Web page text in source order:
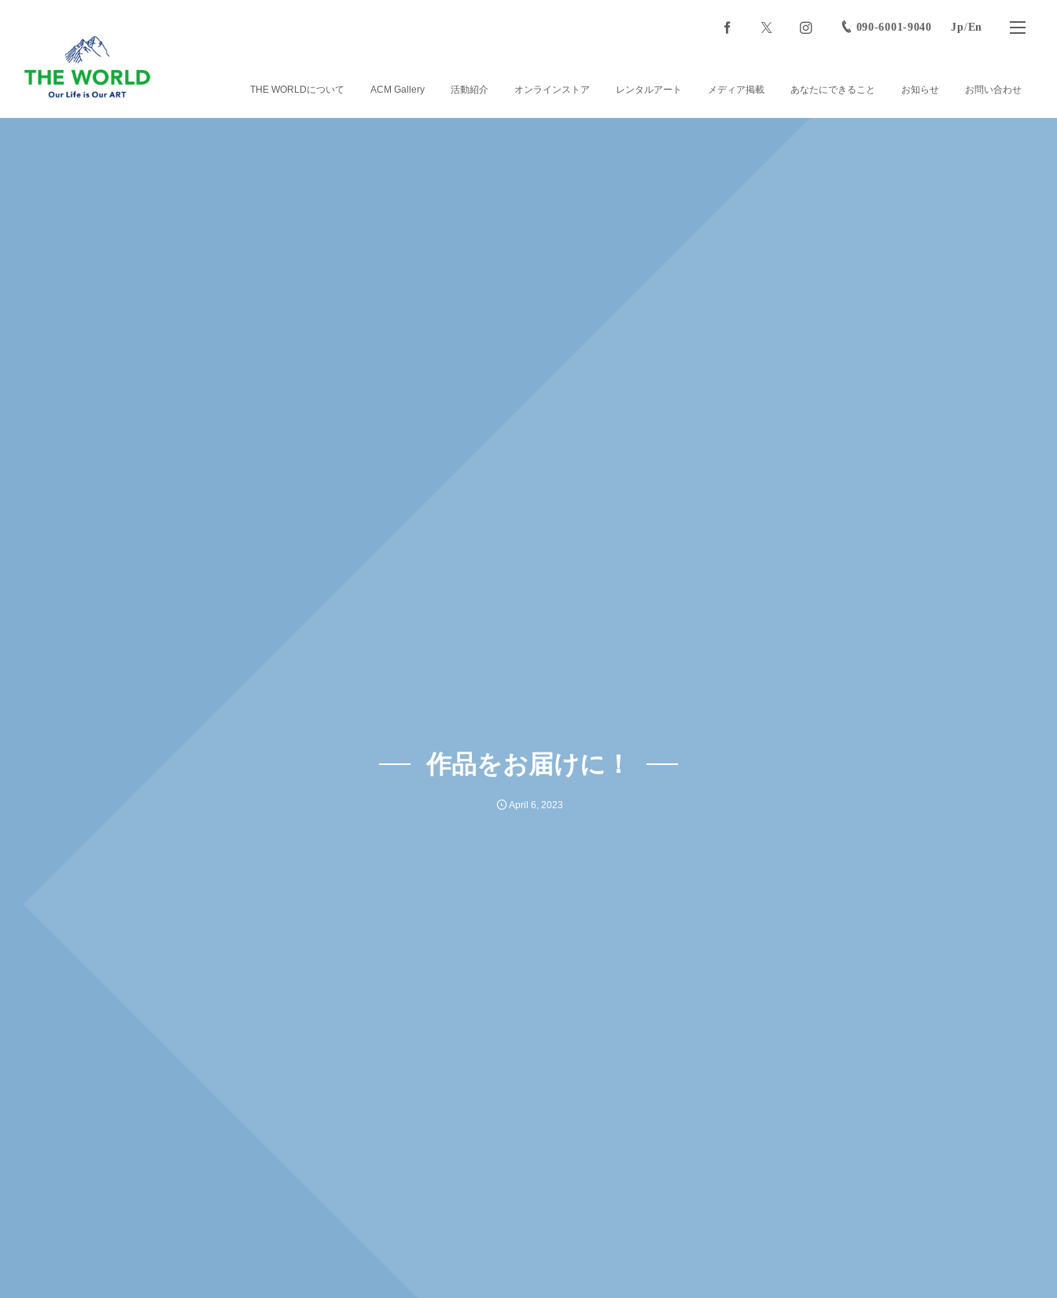
090-6001-9040 Jp/En
THE WORLDについて ACM Gallery 活動紹介 オンラインストア レンタルアート メディア掲載 あなたにできること お知らせ お問い合わせ
作品をお届けに！
April 6,2023